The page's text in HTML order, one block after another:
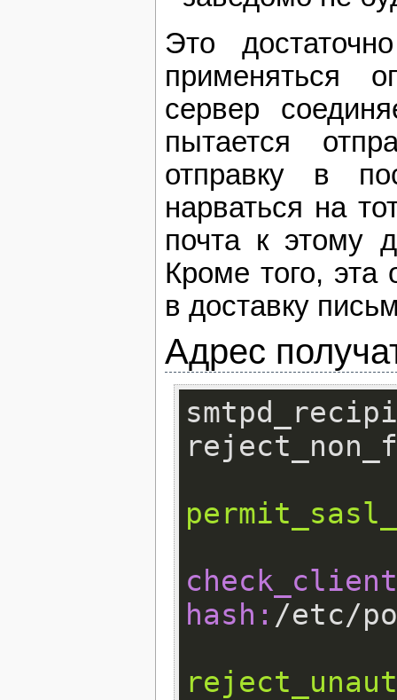
Это
применяться
сервер
пытается
отправку в
нарваться на
почта к этому
Кроме того,
в доставку
Адрес
hash: